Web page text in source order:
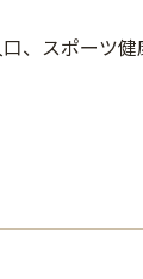
、スポーツ健